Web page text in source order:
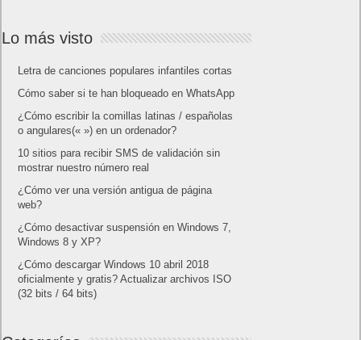
Lo más visto
Letra de canciones populares infantiles cortas
Cómo saber si te han bloqueado en WhatsApp
¿Cómo escribir la comillas latinas / españolas
o angulares(« ») en un ordenador?
10 sitios para recibir SMS de validación sin
mostrar nuestro número real
¿Cómo ver una versión antigua de página
web?
¿Cómo desactivar suspensión en Windows 7,
Windows 8 y XP?
¿Cómo descargar Windows 10 abril 2018
oficialmente y gratis? Actualizar archivos ISO
(32 bits / 64 bits)